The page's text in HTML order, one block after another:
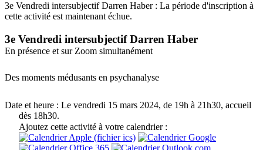
3e Vendredi intersubjectif Darren Haber : La période d'inscription à
cette activité est maintenant échue.
3e Vendredi intersubjectif Darren Haber
En présence et sur Zoom simultanément
Des moments médusants en psychanalyse
Date et heure : Le vendredi 15 mars 2024, de 19h à 21h30, accueil
dès 18h30.
Ajoutez cette activité à votre calendrier :